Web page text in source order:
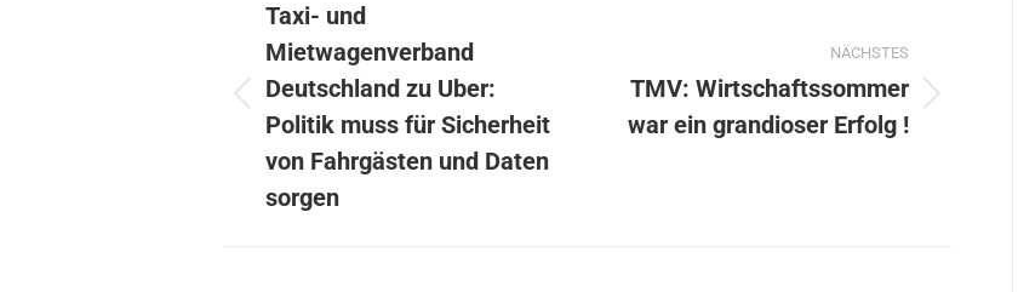
Beitrag:
Taxi- und
Mietwagenverband
Deutschland zu Uber:
Politik muss für Sicherheit
von Fahrgästen und Daten
sorgen
NÄCHSTES
Beitrag:
TMV: Wirtschaftssommer
war ein grandioser Erfolg !